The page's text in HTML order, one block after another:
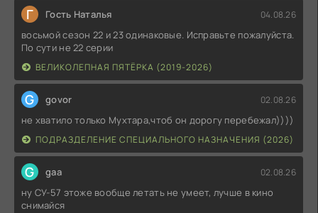
Г Гость Наталья 04.08.26
восьмой сезон 22 и 23 одинаковые. Исправьте пожалуйста.
По сути не 22 серии
ВЕЛИКОЛЕПНАЯ ПЯТЁРКА (2019-2026)
G govor 02.08.26
не хватило только Мухтара,чтоб он дорогу перебежал))))
ПОДРАЗДЕЛЕНИЕ СПЕЦИАЛЬНОГО НАЗНАЧЕНИЯ (2026)
G gaa 02.08.26
ну СУ-57 этоже вообще летать не умеет, лучше в кино
снимайся